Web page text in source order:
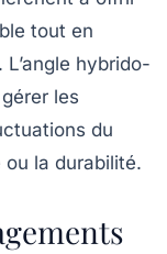
tout en
hybrido-
les
du
la durabilité.